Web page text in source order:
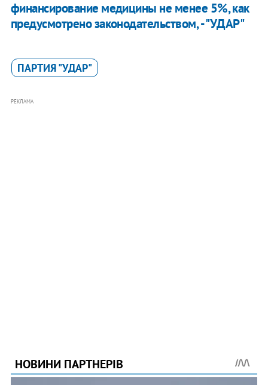
финансирование медицины не менее 5%, как
предусмотрено законодательством, - "УДАР"
ПАРТИЯ "УДАР"
РЕКЛАМА